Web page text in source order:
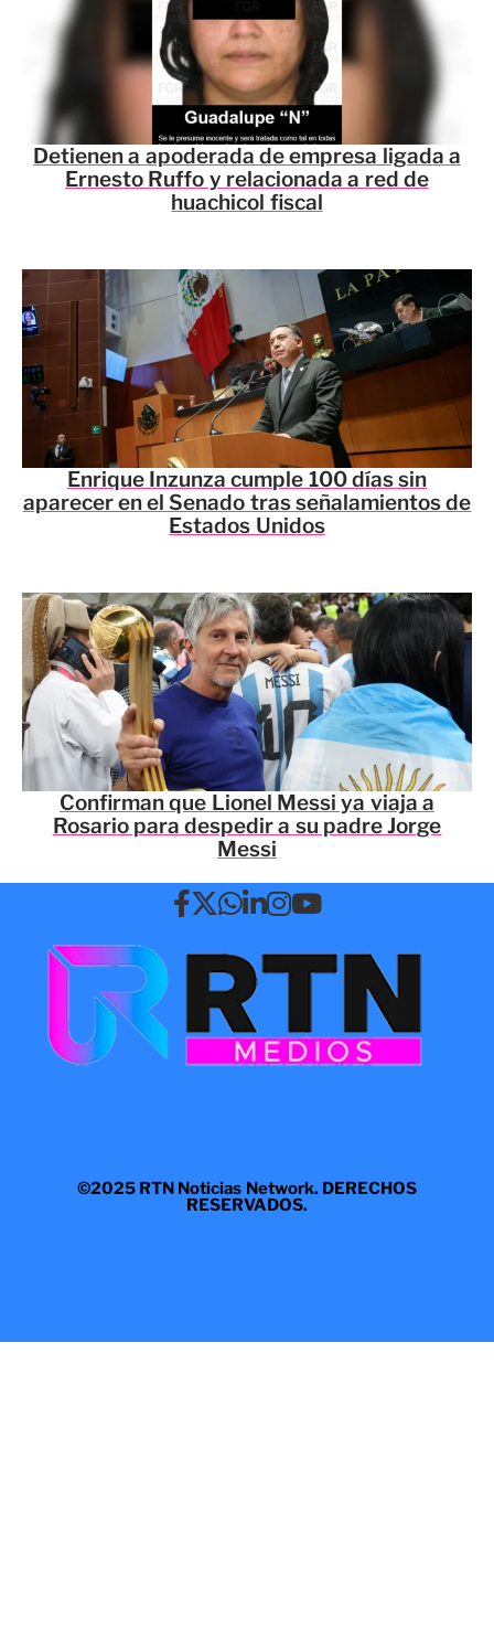
Detienen a apoderada de empresa ligada a
Ernesto Ruffo y relacionada a red de
huachicol fiscal
Enrique Inzunza cumple 100 días sin
aparecer en el Senado tras señalamientos de
Estados Unidos
Confirman que Lionel Messi ya viaja a
Rosario para despedir a su padre Jorge
Messi
©2025 RTN Noticias Network. DERECHOS
RESERVADOS.